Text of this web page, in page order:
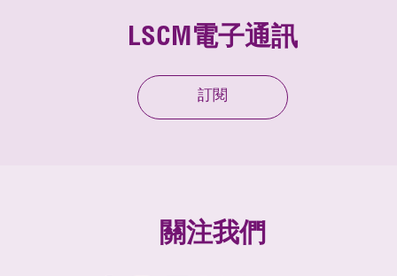
LSCM電子通訊
訂閱
關注我們